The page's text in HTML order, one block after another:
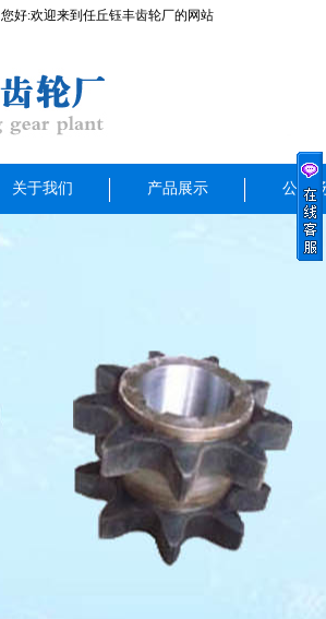
您好:欢迎来到任丘钰丰齿轮厂的网站
关于我们 产品展示 公司